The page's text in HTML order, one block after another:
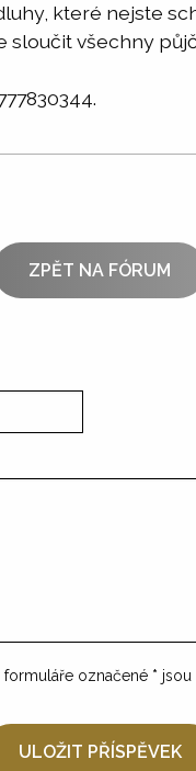
které nejste
všechny
ZPĚT NA FÓRUM
formuláře označené * jsou